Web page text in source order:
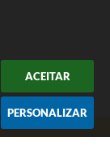
ACEITAR
PERSONALIZAR